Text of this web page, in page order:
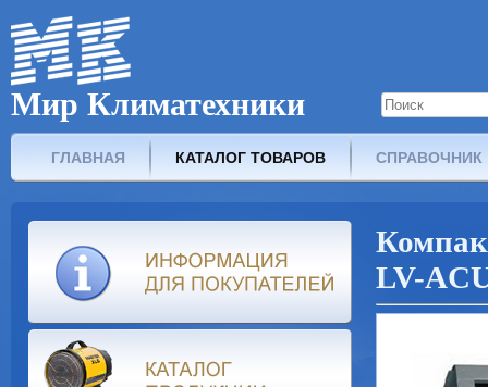
Мир Климатехники
ГЛАВНАЯ КАТАЛОГ ТОВАРОВ СПРАВОЧНИК
LV-